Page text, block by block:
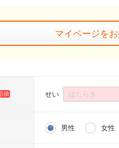
マイページを
せい
男性 女性